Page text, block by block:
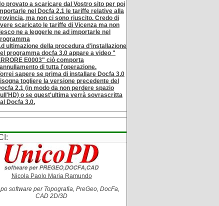
provato a scaricare dal Vostro sito per poi
nel Docfa 2.1 le tariffe relative alla
ma non ci sono riuscito. Credo di
scaricato le tariffe di Vicenza ma non
ne a leggerle ne ad importarle nel
ultimazione della procedura d'installazione
programma docfa 3.0 appare a video "
E0003" ciò comporta
di tutta l'operazione.
sapere se prima di installare Docfa 3.0
togliere la versione precedente del
2.1 (in modo da non perdere spazio
o se quest'ultima verrà sovrascritta
Docfa 3.0.
Nicola Paolo Maria Ramundo
software per Topografia, PreGeo, DocFa,
CAD 2D/3D